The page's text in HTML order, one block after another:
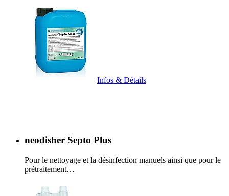
Infos & Détails
neodisher Septo Plus
Pour le nettoyage et la désinfection manuels ainsi que pour le
prétraitement…